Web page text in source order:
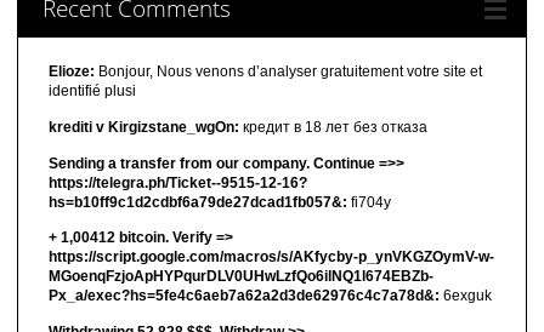
Recent Comments
Elioze: Bonjour, Nous venons d’analyser gratuitement votre site et
identifié plusi
krediti v Kirgizstane_wgOn: кредит в 18 лет без отказа
Sending a transfer from our company. Continue =>>
https://telegra.ph/Ticket--9515-12-16?
hs=b10ff9c1d2cdbf6a79de27dcad1fb057&: fi704y
+ 1,00412 bitсоin. Verify =>
https://script.google.com/macros/s/AKfycby-p_ynVKGZOymV-w-
MGoenqFzjoApHYPqurDLV0UHwLzfQo6ilNQ1l674EBZb-
Px_a/exec?hs=5fe4c6aeb7a62a2d3de62976c4c7a78d&: 6exguk